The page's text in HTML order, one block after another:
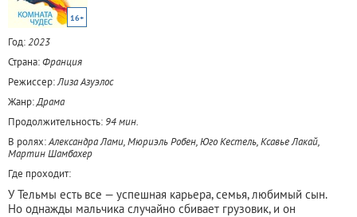
16+
Год:2023
Страна:Франция
Режиссер:Лиза Азуэлос
Жанр:Драма
Продолжительность: 94 мин.
В ролях:Александра Лами, Мюриэль Робен, Юго Кестель, Ксавье Лакай,
Мартин Шамбахер
Где проходит:
У Тельмы есть все — успешная карьера, семья, любимый сын.
Но однажды мальчика случайно сбивает грузовик, и он